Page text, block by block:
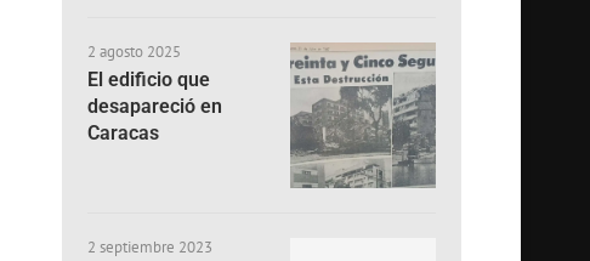
2 agosto 2025
El edificio que
desapareció en
Caracas
2 septiembre 2023